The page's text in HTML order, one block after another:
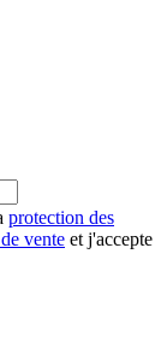
protection des
vente et j'accepte